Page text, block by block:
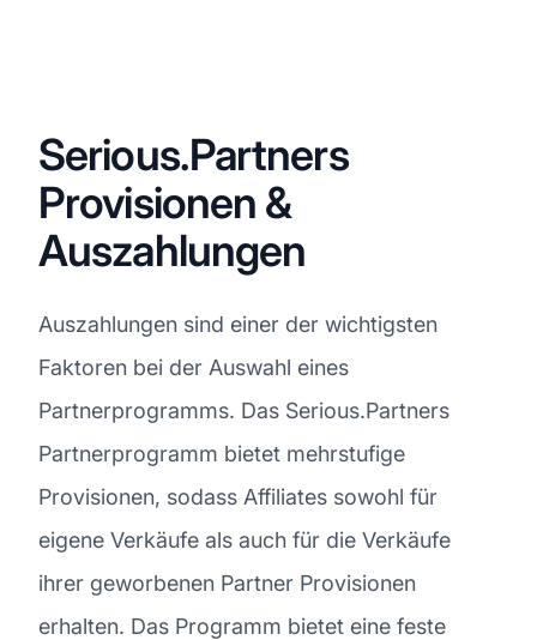
Serious.Partners
Provisionen &
Auszahlungen
Auszahlungen sind einer der wichtigsten
Faktoren bei der Auswahl eines
Partnerprogramms. Das Serious.Partners
Partnerprogramm bietet mehrstufige
Provisionen, sodass Affiliates sowohl für
eigene Verkäufe als auch für die Verkäufe
ihrer geworbenen Partner Provisionen
erhalten. Das Programm bietet eine feste